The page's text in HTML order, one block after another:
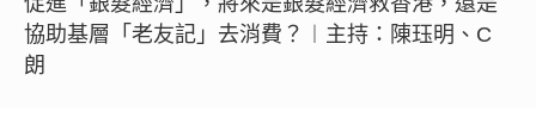
協助基層「老友記」去消費？︱主持：陳珏明、C
朗